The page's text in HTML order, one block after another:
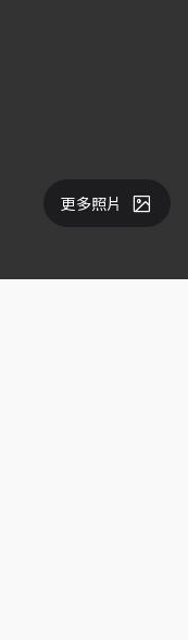
更多照片